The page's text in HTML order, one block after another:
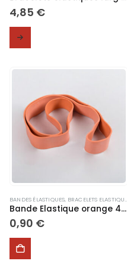
4,85 €
BANDES ÉLASTIQUES, BRACELETS ELASTIQUES
Bande Elastique orange 40 cm
0,90 €